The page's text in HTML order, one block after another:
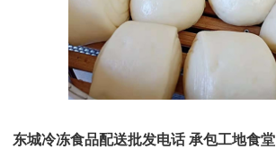
东城冷冻食品配送批发电话 承包工地食堂